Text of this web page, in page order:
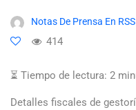
Notas De Prensa En RSS
414
⏳ Tiempo de lectura: 2
Detalles fiscales de